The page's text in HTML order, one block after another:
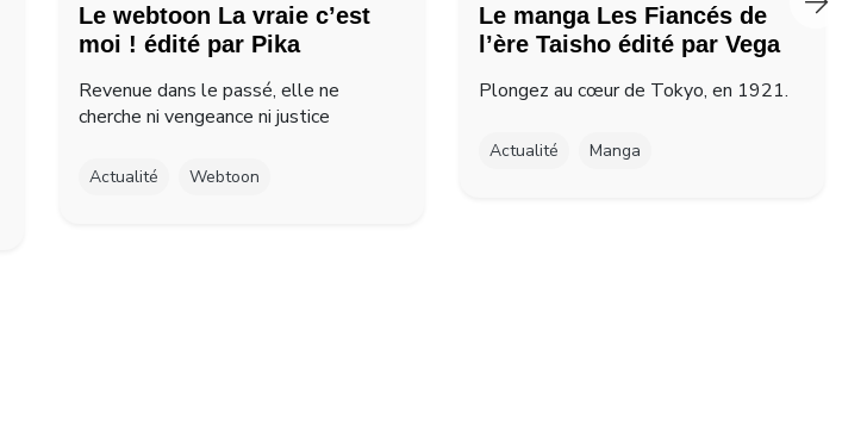
Le webtoon La vraie c’est
moi ! édité par Pika
Revenue dans le passé, elle ne
cherche ni vengeance ni justice
Actualité Webtoon
Le manga Les Fiancés de
l’ère Taisho édité par Vega
Plongez au cœur de Tokyo, en 1921.
Actualité Manga